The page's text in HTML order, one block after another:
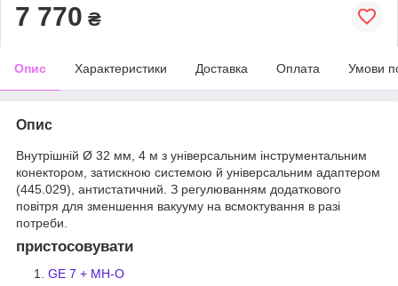
7 770 ₴
Опис Характеристики Доставка Оплата Умови
Опис
Внутрішній Ø 32 мм, 4 м з універсальним інструментальним
конектором, затискною системою й універсальним адаптером
(445.029), антистатичний. З регулюванням додаткового
повітря для зменшення вакууму на всмоктування в разі
потреби.
пристосовувати
GE 7 + MH-O